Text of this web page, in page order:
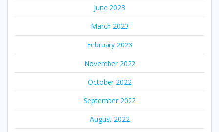
June 2023
March 2023
February 2023
November 2022
October 2022
September 2022
August 2022